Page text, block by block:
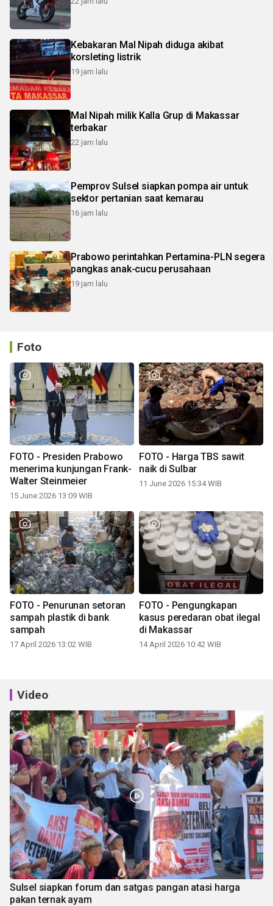
Kebakaran Mal Nipah diduga akibat
korsleting listrik
19 jam lalu
Mal Nipah milik Kalla Grup di Makassar
terbakar
22 jam lalu
Pemprov Sulsel siapkan pompa air untuk
sektor pertanian saat kemarau
16 jam lalu
Prabowo perintahkan Pertamina-PLN segera
pangkas anak-cucu perusahaan
19 jam lalu
Foto
FOTO - Presiden Prabowo
menerima kunjungan Frank-
Walter Steinmeier
15 June 2026 13:09 WIB
FOTO - Harga TBS sawit
naik di Sulbar
11 June 2026 15:34 WIB
FOTO - Penurunan setoran
sampah plastik di bank
sampah
17 April 2026 13:02 WIB
FOTO - Pengungkapan
kasus peredaran obat ilegal
di Makassar
14 April 2026 10:42 WIB
Video
Sulsel siapkan forum dan satgas pangan atasi harga
pakan ternak ayam